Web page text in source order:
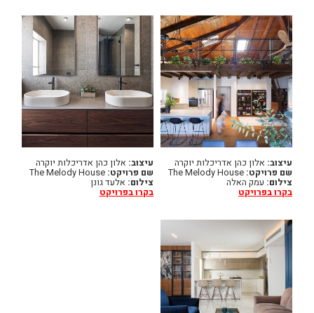
עיצוב: אלון כהן אדריכלות יוקרה
שם פרויקט: The Melody House
צילום: עמק האלה
בקרו בפרויקט
עיצוב: אלון כהן אדריכלות יוקרה
שם פרויקט:
צילום: אלעד גונן
בקרו בפרויקט